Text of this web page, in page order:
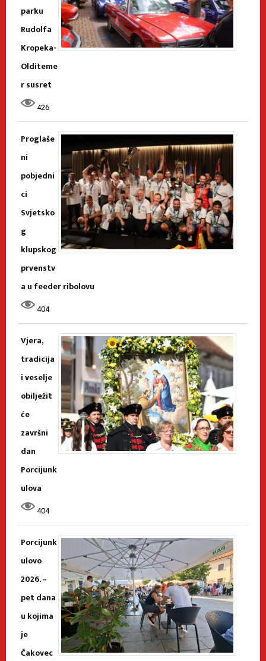
parku
Rudolfa
Kropeka-
Olditeme
r susret
426
Proglaše
ni
pobjedni
ci
Svjetsko
g
klupskog
prvenstv
a u feeder ribolovu
404
Vjera,
tradicija
i veselje
obilježit
će
završni
dan
Porcijunk
ulova
404
Porcijunk
ulovo
2026. –
pet dana
u kojima
je
Čakovec